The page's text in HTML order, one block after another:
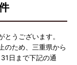
うございます。
のため、三重県から
日まで下記の通